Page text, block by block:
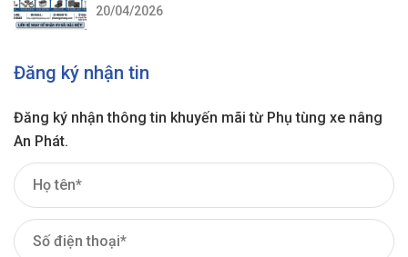
20/04/2026
Đăng ký nhận tin
Đăng ký nhận thông tin khuyến mãi từ Phụ tùng xe nâng
An Phát.